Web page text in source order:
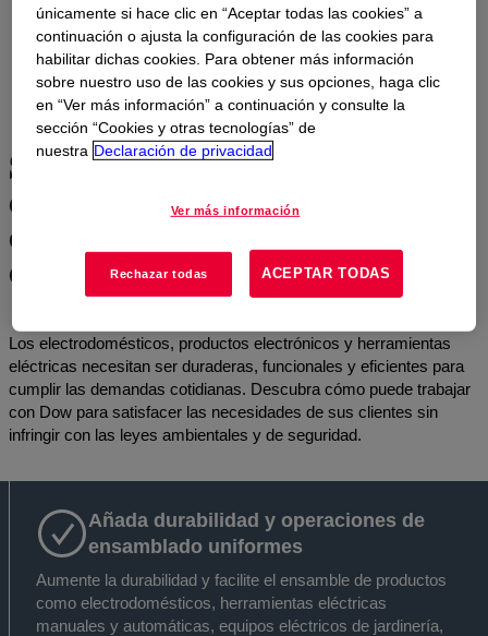
Soluciones para
electrodomésticos, aparatos
electrónicos y herramientas
eléctrica
Los electrodomésticos, productos electrónicos y herramientas
eléctricas necesitan ser duraderas, funcionales y eficientes para
cumplir las demandas cotidianas. Descubra cómo puede trabajar
con Dow para satisfacer las necesidades de sus clientes sin
infringir con las leyes ambientales y de seguridad.
Añada durabilidad y operaciones de
ensamblado uniformes
Aumente la durabilidad y facilite el ensamble de productos
como electrodomésticos, herramientas eléctricas
manuales y automáticas, equipos eléctricos de jardinería,
únicamente si hace clic en “Aceptar todas las cookies” a
continuación o ajusta la configuración de las cookies para
habilitar dichas cookies. Para obtener más información
sobre nuestro uso de las cookies y sus opciones, haga clic
en “Ver más información” a continuación y consulte la
sección “Cookies y otras tecnologías” de
nuestra Declaración de privacidad
Ver más información
Rechazar todas ACEPTAR TODAS